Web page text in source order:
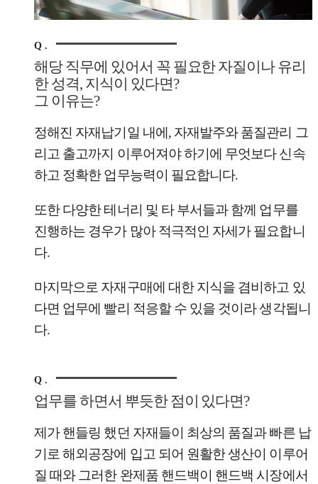
Q .
해당 직무에 있어서 꼭 필요한 자질이나 유리
한 성격, 지식이 있다면?
그 이유는?
정해진 자재납기일 내에, 자재발주와 품질관리 그
리고 출고까지 이루어져야 하기에 무엇보다 신속
하고 정확한 업무능력이 필요합니다.
또한 다양한 테너리 및 타 부서들과 함께 업무를
진행하는 경우가 많아 적극적인 자세가 필요합니
다.
마지막으로 자재구매에 대한 지식을 겸비하고 있
다면 업무에 빨리 적응할 수 있을 것이라 생각됩니
다.
Q .
업무를 하면서 뿌듯한 점이 있다면?
제가 핸들링 했던 자재들이 최상의 품질과 빠른 납
기로 해외공장에 입고 되어 원활한 생산이 이루어
질 때와 그러한 완제품 핸드백이 핸드백 시장에서